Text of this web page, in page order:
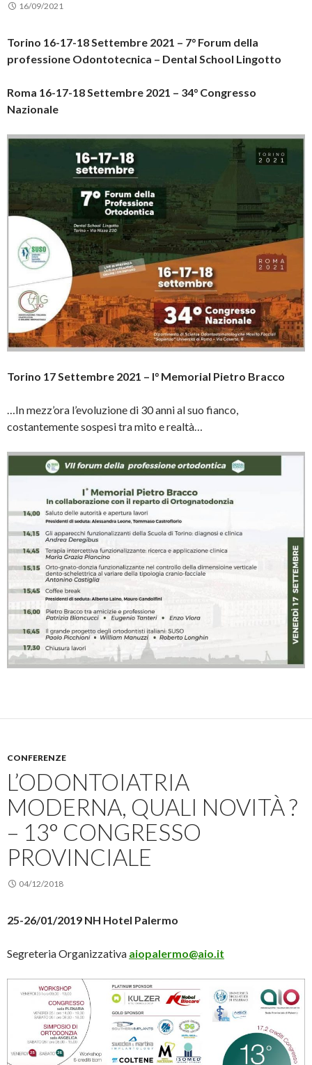
16/09/2021
Torino 16-17-18 Settembre 2021 – 7° Forum della
professione Odontotecnica – Dental School Lingotto
Roma 16-17-18 Settembre 2021 – 34° Congresso
Nazionale
Torino 17 Settembre 2021 – I° Memorial Pietro Bracco
…In mezz’ora l’evoluzione di 30 anni al suo fianco,
costantemente sospesi tra mito e realtà…
CONFERENZE
L’ODONTOIATRIA
MODERNA, QUALI NOVITÀ ?
– 13° CONGRESSO
PROVINCIALE
04/12/2018
25-26/01/2019 NH Hotel Palermo
Segreteria Organizzativa aiopalermo@aio.it